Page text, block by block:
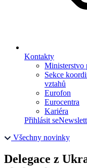
Kontakty
Ministerstvo
Sekce
vztahů
Eurofon
Eurocentra
Kariéra
Přihlásit se
Všechny novinky
Delegace z